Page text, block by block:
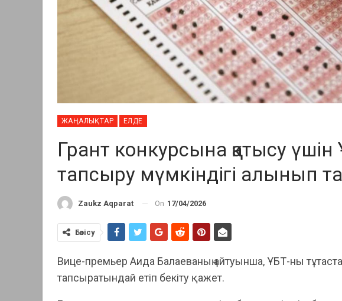
ЖАҢАЛЫҚТАР ЕЛДЕ
Грант конкурсына қатысу
тапсыру мүмкіндігі алынып
Zaukz Aqparat On 17/04/2026
Бөлісу
Вице-премьер Аида Балаеваның айтуынша, ҰБТ-ны
тапсыратындай етіп бекіту қажет.